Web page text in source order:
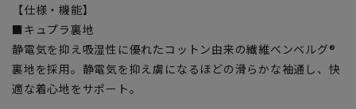
【仕様・機能】
■キュプラ裏地
静電気を抑え吸湿性に優れたコットン由来の繊維ベンベルグ®
裏地を採用。静電気を抑え虜になるほどの滑らかな袖通し、快
適な着心地をサポート。